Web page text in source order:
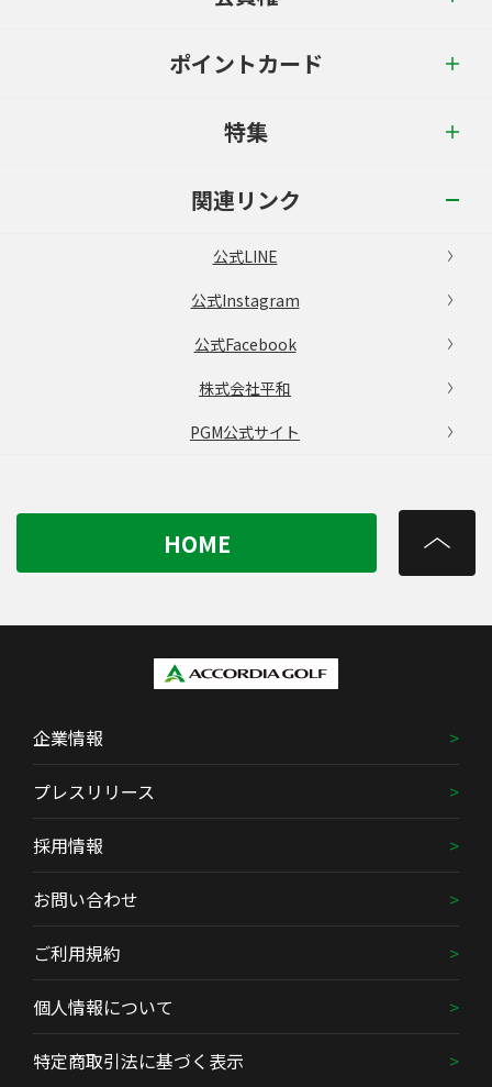
ポイントカード
特集
関連リンク
公式LINE
公式Instagram
公式Facebook
株式会社平和
PGM公式サイト
HOME
企業情報
プレスリリース
採用情報
お問い合わせ
ご利用規約
個人情報について
特定商取引法に基づく表示